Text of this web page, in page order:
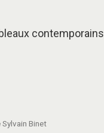
contemporains
Binet